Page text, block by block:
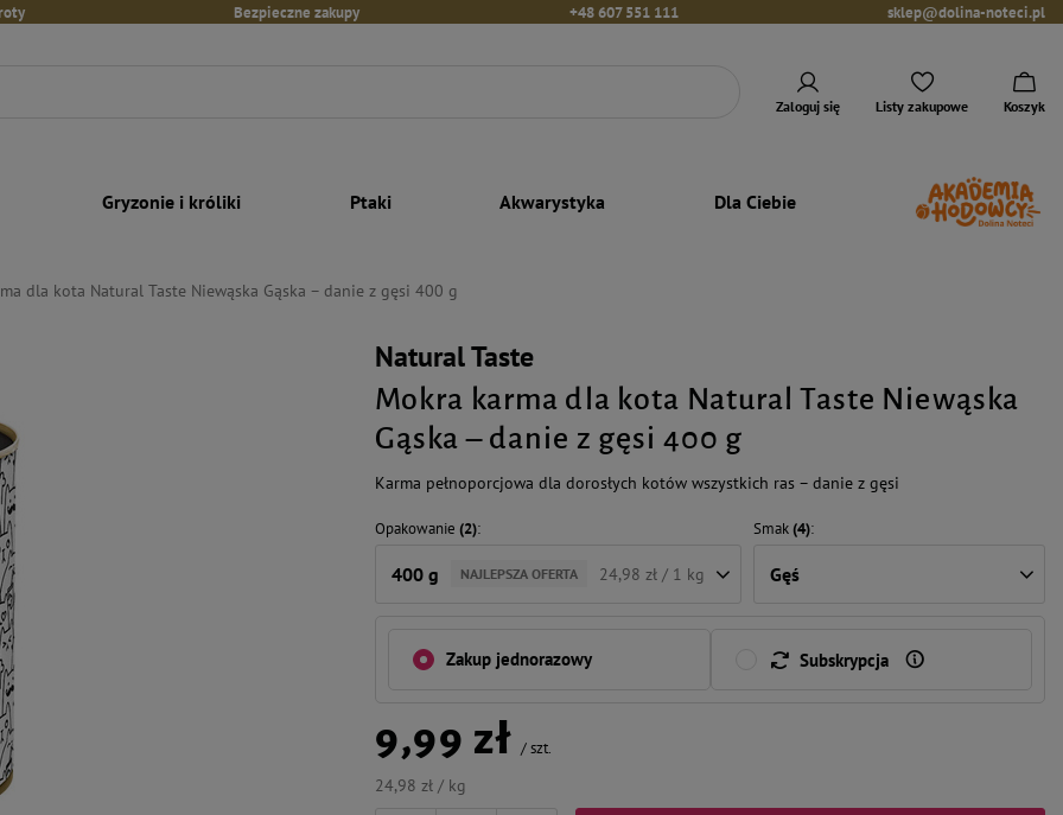
Bezpieczne zakupy +48 607 551 111 sklep@dolina-noteci.pl
Zaloguj się Listy zakupowe Koszyk
Gryzonie i króliki Ptaki Akwarystyka Dla Ciebie
dla kota Natural Taste Niewąska Gąska – danie z gęsi 400 g
Natural Taste
Mokra karma dla kota Natural Taste Niewąska
Gąska – danie z gęsi 400 g
Karma pełnoporcjowa dla dorosłych kotów wszystkich ras – danie z gęsi
Opakowanie (2)
400 g NAJLEPSZA OFERTA 24,98 zł / 1 kg
Smak(4)
Gęś
Zakup jednorazowy Subskrypcja
9,99 zł /szt.
24,98 zł / kg